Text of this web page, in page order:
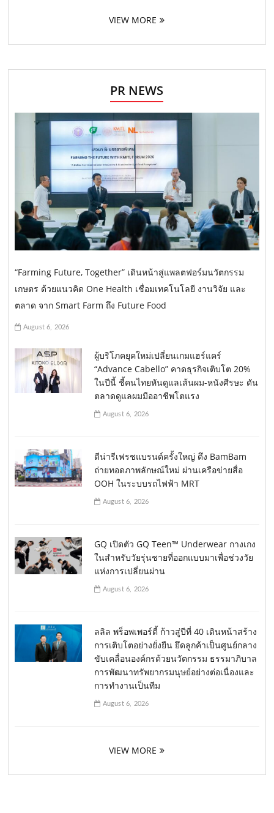
VIEW MORE
PR NEWS
“Farming Future, Together” เดินหน้าสู่แพลตฟอร์มนวัตกรรม
เกษตร ด้วยแนวคิด One Health เชื่อมเทคโนโลยี งานวิจัย และ
ตลาด จาก Smart Farm ถึง Future Food
August 6, 2026
ผู้บริโภคยุคใหม่เปลี่ยนเกมแฮร์แคร์
“Advance Cabello” คาดธุรกิจเติบโต 20%
ในปีนี้ ชี้คนไทยหันดูแลเส้นผม-หนังศีรษะ ดัน
ตลาดดูแลผมมืออาชีพโตแรง
August 6, 2026
ดีน่ารีเฟรชแบรนด์ครั้งใหญ่ ดึง BamBam
ถ่ายทอดภาพลักษณ์ใหม่ ผ่านเครือข่ายสื่อ
OOH ในระบบรถไฟฟ้า MRT
August 6, 2026
GQ เปิดตัว GQ Teen™ Underwear กางเกง
ในสำหรับวัยรุ่นชายที่ออกแบบมาเพื่อช่วงวัย
แห่งการเปลี่ยนผ่าน
August 6, 2026
ลลิล พร็อพเพอร์ตี้ ก้าวสู่ปีที่ 40 เดินหน้าสร้าง
การเติบโตอย่างยั่งยืน ยึดลูกค้าเป็นศูนย์กลาง
ขับเคลื่อนองค์กรด้วยนวัตกรรม ธรรมาภิบาล
การพัฒนาทรัพยากรมนุษย์อย่างต่อเนื่องและ
การทำงานเป็นทีม
August 6, 2026
VIEW MORE